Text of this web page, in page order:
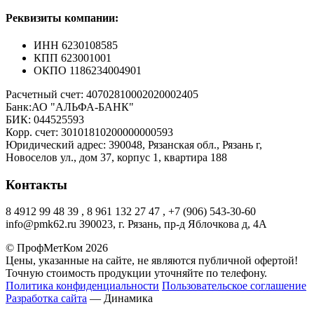
Реквизиты компании:
ИНН 6230108585
КПП 623001001
ОКПО 1186234004901
Расчетный счет: 40702810002020002405
Банк:АО "АЛЬФА-БАНК"
БИК: 044525593
Корр. счет: 30101810200000000593
Юридический адрес: 390048, Рязанская обл., Рязань г,
Новоселов ул., дом 37, корпус 1, квартира 188
Контакты
8 4912 99 48 39 , 8 961 132 27 47 , +7 (906) 543-30-60
info@pmk62.ru 390023, г. Рязань, пр-д Яблочкова д, 4А
© ПрофМетКом 2026
Цены, указанные на сайте, не являются публичной офертой!
Точную стоимость продукции уточняйте по телефону.
Политика конфиденциальности Пользовательское соглашение
Разработка сайта — Динамика